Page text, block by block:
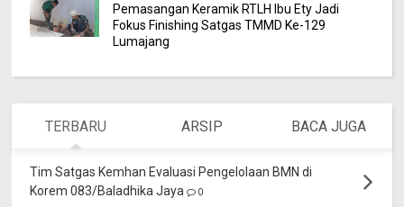
Pemasangan Keramik RTLH Ibu Ety Jadi
Fokus Finishing Satgas TMMD Ke-129
Lumajang
TERBARU ARSIP BACA JUGA
Tim Satgas Kemhan Evaluasi Pengelolaan BMN di
Korem 083/Baladhika Jaya
0